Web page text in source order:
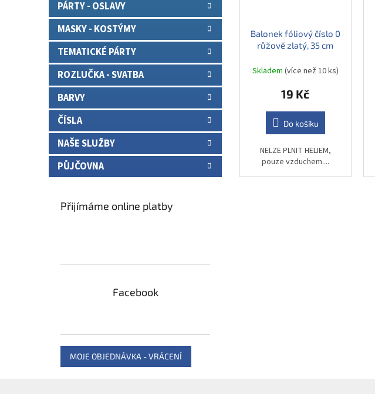
PÁRTY - OSLAVY
MASKY - KOSTÝMY
TEMATICKÉ PÁRTY
ROZLUČKA - SVATBA
BARVY
ČÍSLA
NAŠE SLUŽBY
PŮJČOVNA
Přijímáme online platby
Facebook
MOJE OBJEDNÁVKA - VRÁCENÍ
Balonek fóliový číslo 0
růžově zlatý, 35 cm
Skladem (více než 10 ks)
19 Kč
Do košíku
NELZE PLNIT HELIEM,
pouze vzduchem....